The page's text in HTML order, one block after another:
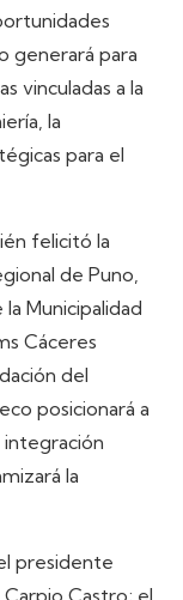
generará para
vinculadas a la
la
para el
felicitó la
de Puno,
Municipalidad
Cáceres
del
posicionará a
integración
la
presidente
Carpio Castro; el